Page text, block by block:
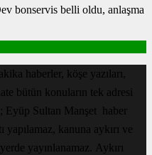
bonservis belli oldu, anlaşma
haberler, köşe yazıları,
bütün konuların tek adresi
Eyüp Sultan Manşet haber
kanuna aykırı ve
yayınlanamaz. Aykırı